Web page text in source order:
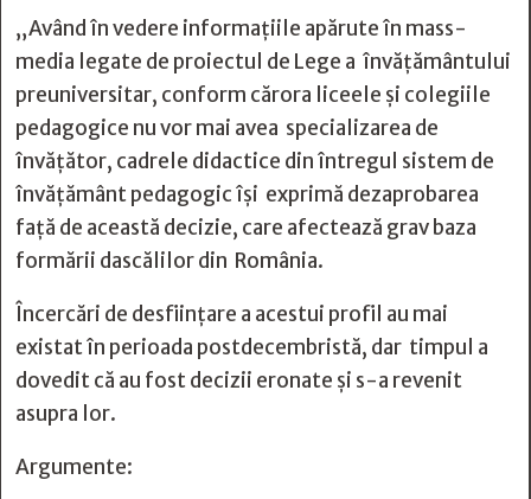
„Având în vedere informațiile apărute în mass-
media legate de proiectul de Lege a învățământului
preuniversitar, conform cărora liceele și colegiile
pedagogice nu vor mai avea specializarea de
învățător, cadrele didactice din întregul sistem de
învățământ pedagogic își exprimă dezaprobarea
față de această decizie, care afectează grav baza
formării dascălilor din România.
Încercări de desființare a acestui profil au mai
existat în perioada postdecembristă, dar timpul a
dovedit că au fost decizii eronate și s-a revenit
asupra lor.
Argumente: